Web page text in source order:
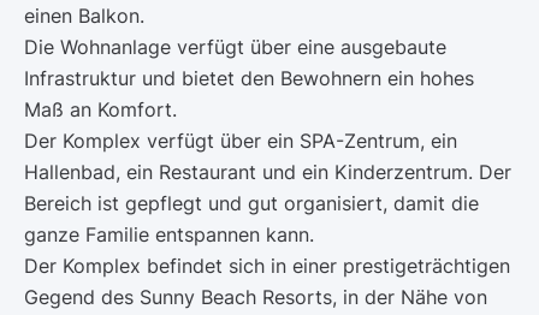
einen Balkon.
Die Wohnanlage verfügt über eine ausgebaute
Infrastruktur und bietet den Bewohnern ein hohes
Maß an Komfort.
Der Komplex verfügt über ein SPA-Zentrum, ein
Hallenbad, ein Restaurant und ein Kinderzentrum. Der
Bereich ist gepflegt und gut organisiert, damit die
ganze Familie entspannen kann.
Der Komplex befindet sich in einer prestigeträchtigen
Gegend des Sunny Beach Resorts, in der Nähe von